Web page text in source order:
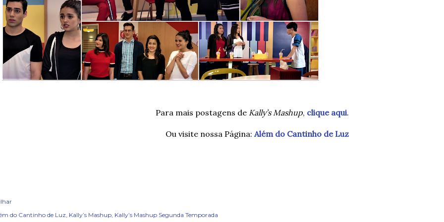
Para mais postagens de Kally’s Mashup, clique aqui.
Ou visite nossa Página: Além do Cantinho de Luz
do Cantinho de Luz Kally’s Mashup Kally’s Mashup Segunda Temporada